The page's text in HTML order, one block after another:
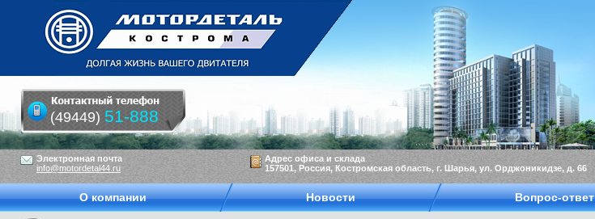
Электронная почта
info@motordetal44.ru
Адрес офиса и склада
157501, Россия, Костромская область, г. Шарья, ул. Орджоникидзе, д. 66
(49449) 51-888
О компании Новости Вопрос-ответ